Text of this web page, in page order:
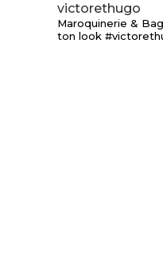
victorethugo
Maroquinerie &
ton look